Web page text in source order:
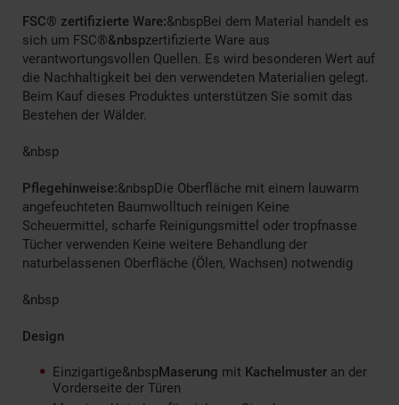
FSC® zertifizierte Ware:&nbspBei dem Material handelt es
sich um FSC®&nbspzertifizierte Ware aus
verantwortungsvollen Quellen. Es wird besonderen Wert auf
die Nachhaltigkeit bei den verwendeten Materialien gelegt.
Beim Kauf dieses Produktes unterstützen Sie somit das
Bestehen der Wälder.
&nbsp
Pflegehinweise:&nbspDie Oberfläche mit einem lauwarm
angefeuchteten Baumwolltuch reinigen Keine
Scheuermittel, scharfe Reinigungsmittel oder tropfnasse
Tücher verwenden Keine weitere Behandlung der
naturbelassenen Oberfläche (Ölen, Wachsen) notwendig
&nbsp
Design
Einzigartige&nbspMaserung mit Kachelmuster an der
Vorderseite der Türen